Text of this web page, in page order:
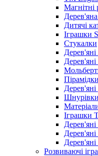
Магнітні
Дерев'яна
Дитячі
Іграшки
Стукалки
Шнурівки
Іграшки
Дерев'яні
Розвиваючі